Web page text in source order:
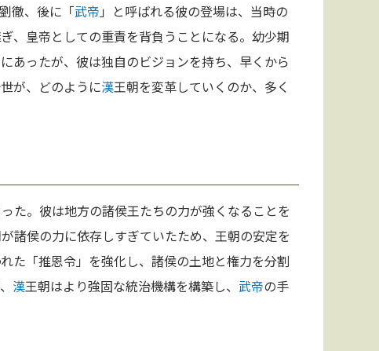
徹、後に「武帝 」と呼ばれる彼の登場は、当時の
、皇帝としての重責を背負うことになる。幼少期
あったが、彼は独自のビジョンを持ち、早くから
が、どのように漢王朝を変革していくのか、多く
た。彼は地方の諸侯王たちの力が強くなることを
諸侯の力に依存しすぎていたため、王朝の安定を
た「推恩令」を強化し、諸侯の土地と権力を分割
漢王朝はより強固な統治機構を構築し、 武帝の手